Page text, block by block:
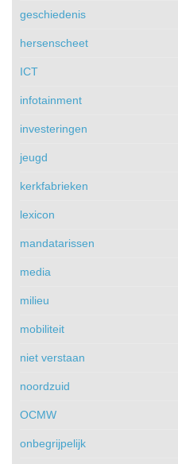
geschiedenis
hersenscheet
ICT
infotainment
investeringen
jeugd
kerkfabrieken
lexicon
mandatarissen
media
milieu
mobiliteit
niet verstaan
noordzuid
OCMW
onbegrijpelijk